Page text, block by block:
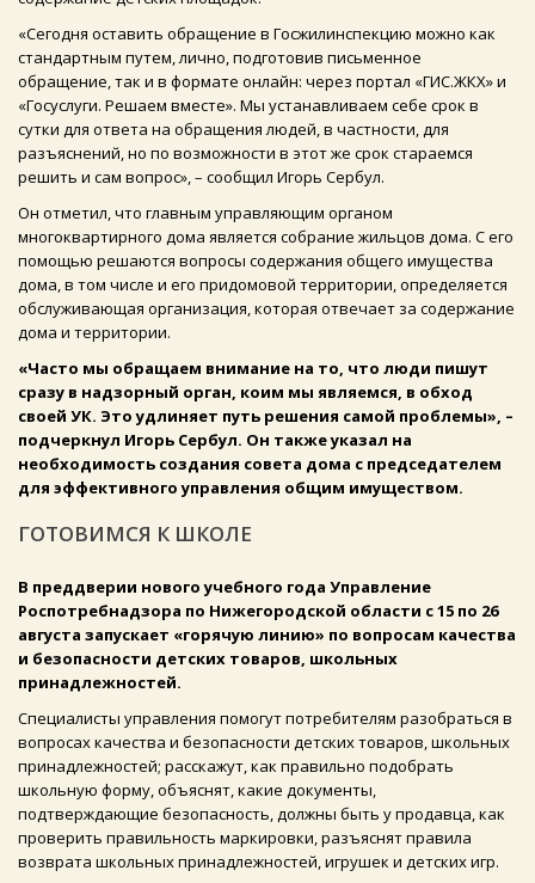
«Сегодня оставить обращение в Госжилинспекцию можно как
стандартным путем, лично, подготовив письменное
обращение, так и в формате онлайн: через портал «ГИС.ЖКХ» и
«Госуслуги. Решаем вместе». Мы устанавливаем себе срок в
сутки для ответа на обращения людей, в частности, для
разъяснений, но по возможности в этот же срок стараемся
решить и сам вопрос», – сообщил Игорь Сербул.
Он отметил, что главным управляющим органом
многоквартирного дома является собрание жильцов дома. С его
помощью решаются вопросы содержания общего имущества
дома, в том числе и его придомовой территории, определяется
обслуживающая организация, которая отвечает за содержание
дома и территории.
«Часто мы обращаем внимание на то, что люди пишут
сразу в надзорный орган, коим мы являемся, в обход
своей УК. Это удлиняет путь решения самой проблемы», –
подчеркнул Игорь Сербул. Он также указал на
необходимость создания совета дома с председателем
для эффективного управления общим имуществом.
ГОТОВИМСЯ К ШКОЛЕ
В преддверии нового учебного года Управление
Роспотребнадзора по Нижегородской области с 15 по 26
августа запускает «горячую линию» по вопросам качества
и безопасности детских товаров, школьных
принадлежностей.
Специалисты управления помогут потребителям разобраться в
вопросах качества и безопасности детских товаров, школьных
принадлежностей; расскажут, как правильно подобрать
школьную форму, объяснят, какие документы,
подтверждающие безопасность, должны быть у продавца, как
проверить правильность маркировки, разъяснят правила
возврата школьных принадлежностей, игрушек и детских игр.